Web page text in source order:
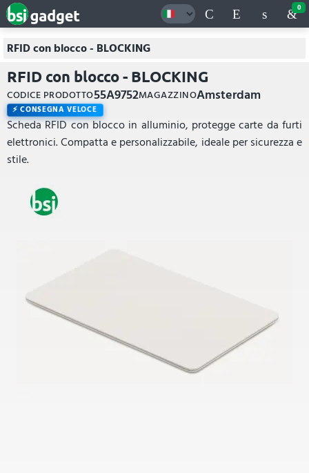
0
RFID con blocco - BLOCKING
RFID con blocco - BLOCKING
CODICE PRODOTTO55A9752MAGAZZINOAmsterdam
CONSEGNA VELOCE
Scheda RFID con blocco in alluminio, protegge carte da furti
elettronici. Compatta e personalizzabile, ideale per sicurezza e
stile.